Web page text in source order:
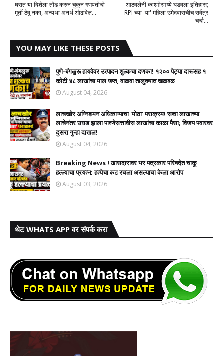
आठवलेंनी काश्मीरमध्ये घडवला इतिहास;
RPI च्या 'या' महिला उमेदवाराचीच सर्वत्र
चर्चा...
घरात या दिशेला तोंड करुन चुकून गणपतीची
मूर्ती ठेवू नका, अन्यथा अनर्थ ओढावेल...
YOU MAY LIKE THESE POSTS
पुणे-बंगळुरू हायवेवर उत्पादन शुल्कचा दणका! १२०० पेट्या दारूसह १
कोटी ४८ लाखांचा माल जप्त, वाळवा तालुक्यात खळबळ
August 04, 2026
लाचखोर अग्निशमन अधिकाऱ्याचा 'मोठा' पराक्रम! सव्वा लाखाच्या
लाचेनंतर उघड झाला पावणेसत्तावीस लाखांचा काळा पैसा; विजय पवारवर
दुसरा गुन्हा दाखल!​
August 04, 2026
Breaking News ! खासदारावर भर पत्रकार परिषदेत चाकू
हल्ल्याचा प्रयत्न; हत्येचा कट रचला असल्याचा केला आरोप
August 03, 2026
थेट WHATS APP वर संपर्क करा